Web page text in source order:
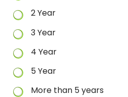
2 Year
3 Year
4 Year
5 Year
More than 5 years